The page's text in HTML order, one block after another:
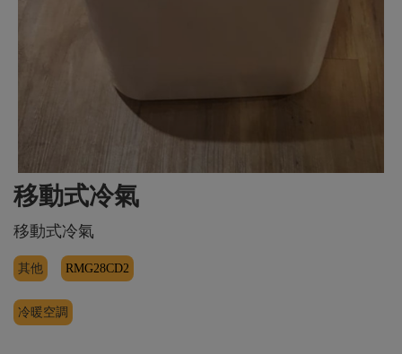
移動式冷氣
移動式冷氣
其他 RMG28CD2
冷暖空調